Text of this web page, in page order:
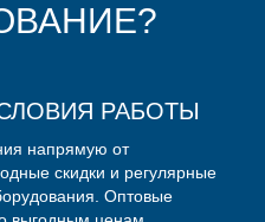
РАБОТЫ
напрямую от
скидки и регулярные
Оптовые